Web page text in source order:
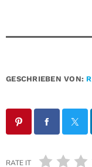
GESCHRIEBEN VON:
RATE IT